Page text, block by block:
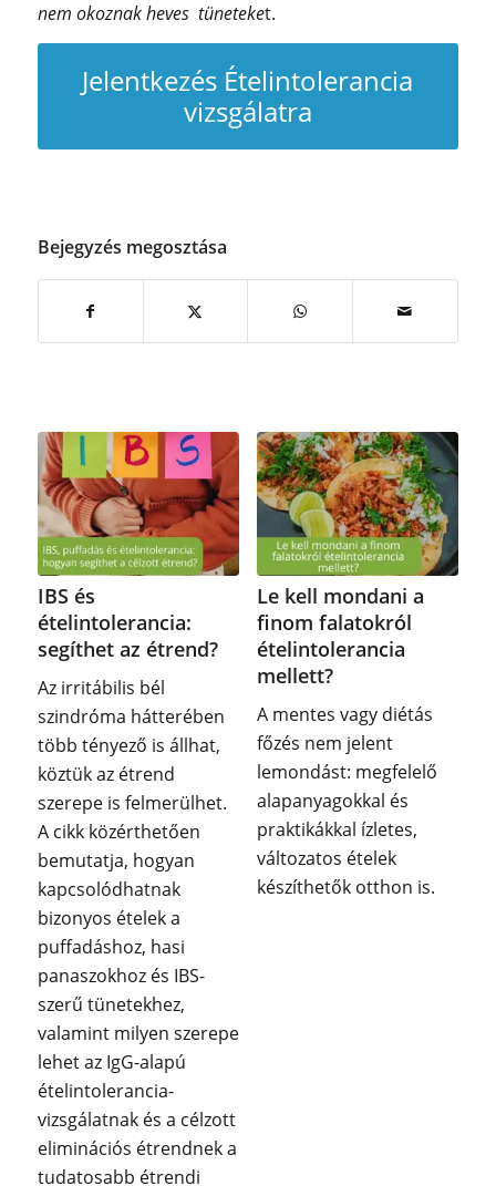
nem okoznak heves tüneteket.
Jelentkezés Ételintolerancia
vizsgálatra
Bejegyzés megosztása
IBS és
ételintolerancia:
segíthet az étrend?
Az irritábilis bél
szindróma hátterében
több tényező is állhat,
köztük az étrend
szerepe is felmerülhet.
A cikk közérthetően
bemutatja, hogyan
kapcsolódhatnak
bizonyos ételek a
puffadáshoz, hasi
panaszokhoz és IBS-
szerű tünetekhez,
valamint milyen szerepe
lehet az IgG-alapú
ételintolerancia-
vizsgálatnak és a célzott
eliminációs étrendnek a
tudatosabb étrendi
Le kell mondani a
finom falatokról
ételintolerancia
mellett?
A mentes vagy diétás
főzés nem jelent
lemondást: megfelelő
alapanyagokkal és
praktikákkal ízletes,
változatos ételek
készíthetők otthon is.